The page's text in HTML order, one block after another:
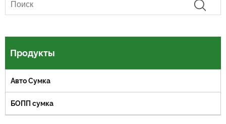
Продукты
Авто Сумка
БОПП сумка